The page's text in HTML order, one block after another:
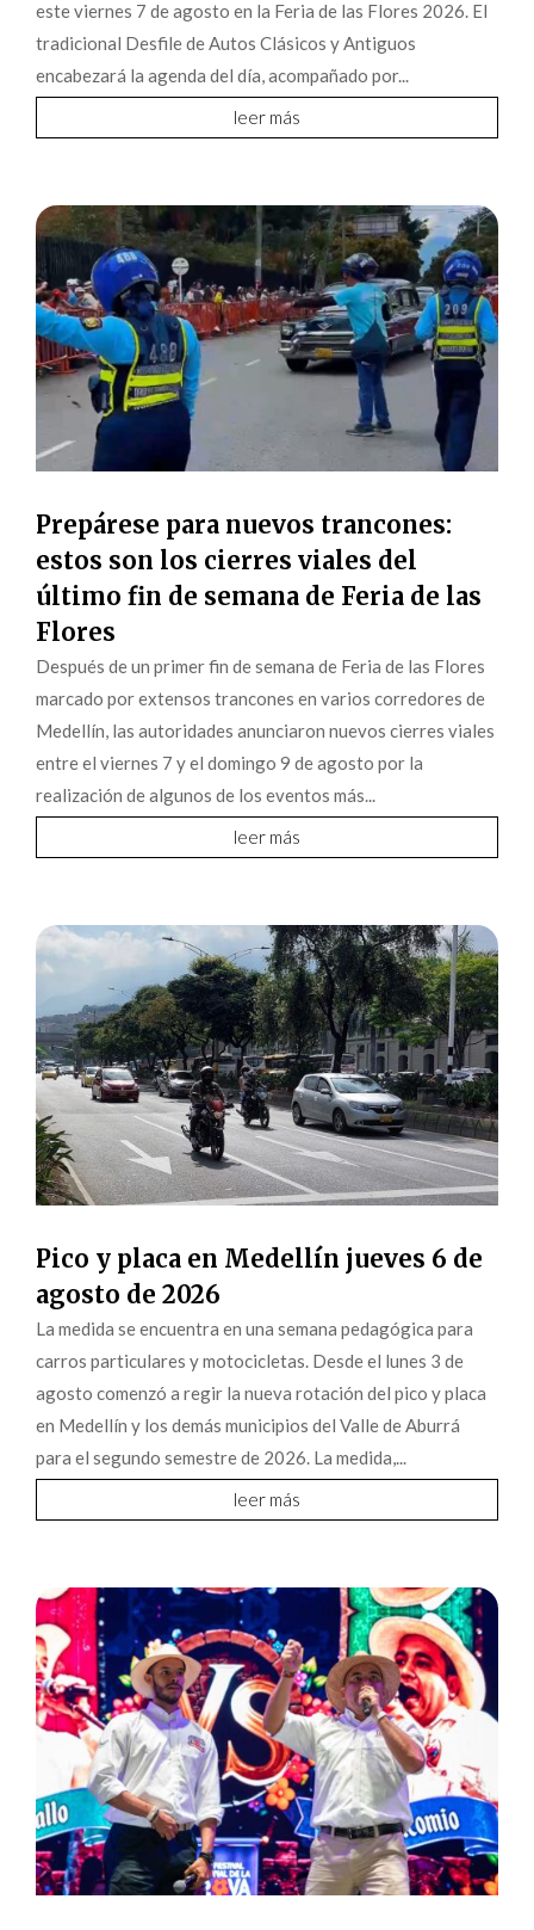
este viernes 7 de agosto en la Feria de las Flores 2026. El
tradicional Desfile de Autos Clásicos y Antiguos
encabezará la agenda del día, acompañado por...
leer más
Prepárese para nuevos trancones:
estos son los cierres viales del
último fin de semana de Feria de las
Flores
Después de un primer fin de semana de Feria de las Flores
marcado por extensos trancones en varios corredores de
Medellín, las autoridades anunciaron nuevos cierres viales
entre el viernes 7 y el domingo 9 de agosto por la
realización de algunos de los eventos más...
leer más
Pico y placa en Medellín jueves 6 de
agosto de 2026
La medida se encuentra en una semana pedagógica para
carros particulares y motocicletas. Desde el lunes 3 de
agosto comenzó a regir la nueva rotación del pico y placa
en Medellín y los demás municipios del Valle de Aburrá
para el segundo semestre de 2026. La medida,...
leer más